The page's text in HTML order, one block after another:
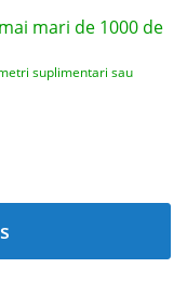
mari de 1000 de
suplimentari sau